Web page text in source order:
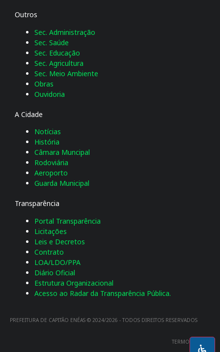
A Cidade
Notícias
História
Câmara Muncipal
Rodoviária
Aeroporto
Guarda Municipal
Transparência
Portal Transparência
Licitações
Leis e Decretos
Contrato
LOA/LDO/PPA
Diário Oficial
Estrutura Organizacional
Acesso ao Radar da Transparência Pública.
Outros
Sec. Administração
Sec. Saúde
Sec. Educação
Sec. Agricultura
Sec. Meio Ambiente
Obras
Ouvidoria
PREFEITURA DE CAPITÃO ENÉAS © 2024/2026 - TODOS DIREITOS RESERVADOS
TERMO DE USO